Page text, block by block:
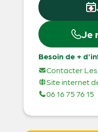
Je
Besoin de +
Contacter
Site internet
06 16 75 76 15